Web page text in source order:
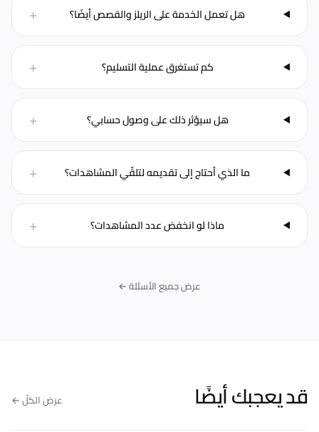
هل تعمل الخدمة على الريلز والقصص أيضًا؟ +
كم تستغرق عملية التسليم؟ +
هل سيؤثر ذلك على وصول حسابي؟ +
ما الذي أحتاج إلى تقديمه لتلقّي المشاهدات؟ +
ماذا لو انخفض عدد المشاهدات؟ +
عرض جميع الأسئلة ←
قد يعجبك أيضًا عرض الكلّ ←